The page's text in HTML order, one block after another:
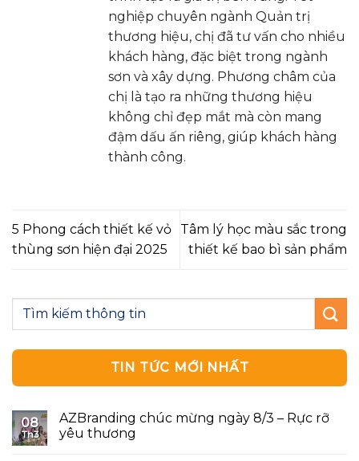
nghiệp chuyên ngành Quản trị
thương hiệu, chị đã tư vấn cho nhiều
khách hàng, đặc biệt trong ngành
sơn và xây dựng. Phương châm của
chị là tạo ra những thương hiệu
không chỉ đẹp mắt mà còn mang
đậm dấu ấn riêng, giúp khách hàng
thành công.
5 Phong cách thiết kế vỏ
thùng sơn hiện đại 2025
Tâm lý học màu sắc trong
thiết kế bao bì sản phẩm
TIN TỨC MỚI NHẤT
08
Th3
AZBranding chúc mừng ngày 8/3 – Rực rỡ
yêu thương